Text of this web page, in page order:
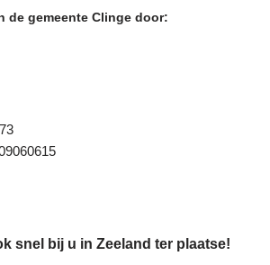
de gemeente Clinge door:
snel bij u in Zeeland ter plaatse!